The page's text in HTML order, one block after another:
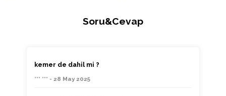
Soru&Cevap
kemer de dahil mi ?
*** *** - 28 May 2025